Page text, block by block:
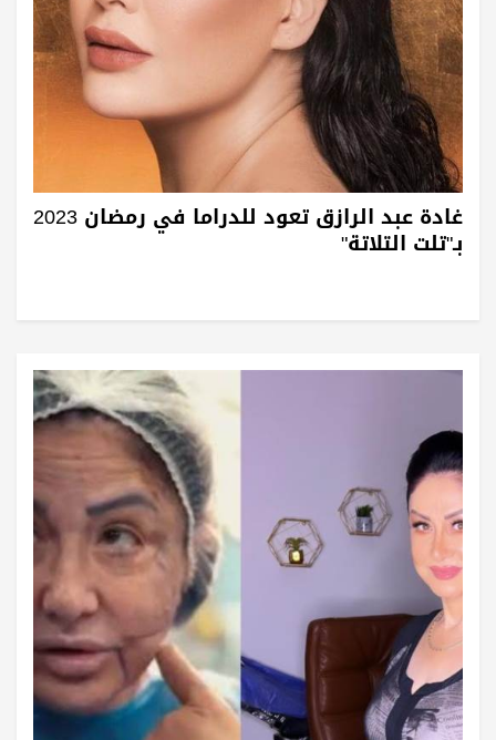
غادة عبد الرازق تعود للدراما في رمضان 2023
بـ"تلت التلاتة"